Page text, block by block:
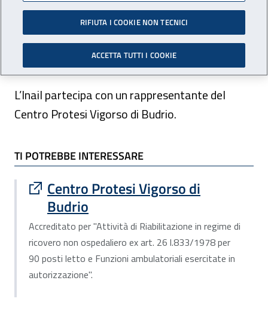
Lo Strategic Consortium for Upper Limb
Prosthetic Technologies riunisce i massimi
esperti internazionali nel campo della protesica
dell’arto superiore.
L’Inail partecipa con un rappresentante del
Centro Protesi Vigorso di Budrio.
TI POTREBBE INTERESSARE
TI POTREBBE INTERESSARE
Centro Protesi Vigorso di
Budrio
Sito esterno : apre una nuova finestra
Accreditato per "Attività di Riabilitazione in regime di
ricovero non ospedaliero ex art. 26 l.833/1978 per
90 posti letto e Funzioni ambulatoriali esercitate in
autorizzazione".
RIFIUTA I COOKIE NON TECNICI
ACCETTA TUTTI I COOKIE